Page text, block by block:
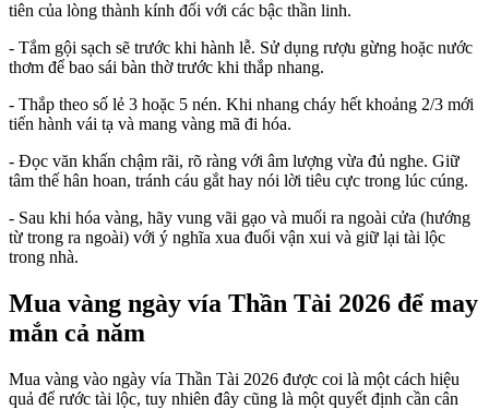
tiên của lòng thành kính đối với các bậc thần linh.
- Tắm gội sạch sẽ trước khi hành lễ. Sử dụng rượu gừng hoặc nước
thơm để bao sái bàn thờ trước khi thắp nhang.
- Thắp theo số lẻ 3 hoặc 5 nén. Khi nhang cháy hết khoảng 2/3 mới
tiến hành vái tạ và mang vàng mã đi hóa.
- Đọc văn khấn chậm rãi, rõ ràng với âm lượng vừa đủ nghe. Giữ
tâm thế hân hoan, tránh cáu gắt hay nói lời tiêu cực trong lúc cúng.
- Sau khi hóa vàng, hãy vung vãi gạo và muối ra ngoài cửa (hướng
từ trong ra ngoài) với ý nghĩa xua đuổi vận xui và giữ lại tài lộc
trong nhà.
Mua vàng ngày vía Thần Tài 2026 để may
mắn cả năm
Mua vàng vào ngày vía Thần Tài 2026 được coi là một cách hiệu
quả để rước tài lộc, tuy nhiên đây cũng là một quyết định cần cân